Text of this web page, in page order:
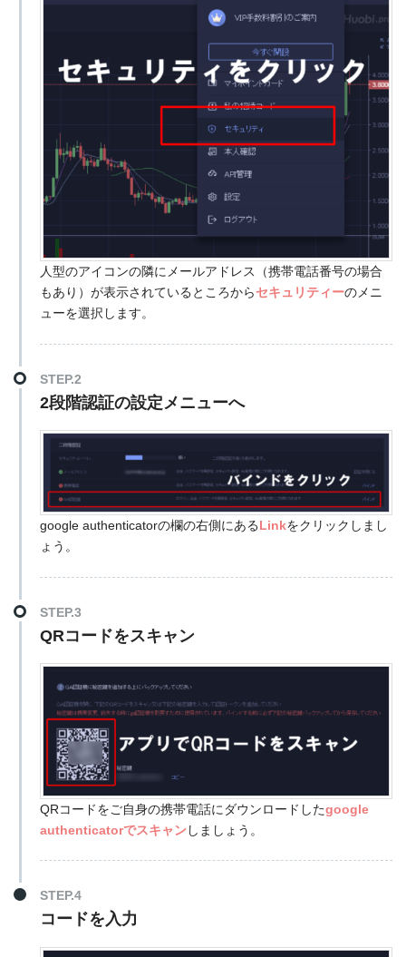
人型のアイコンの隣にメールアドレス（携帯電話番号の場合
もあり）が表示されているところからセキュリティーのメニ
ューを選択します。
STEP.2
2段階認証の設定メニューへ
google authenticatorの欄の右側にあるLinkをクリックしまし
ょう。
STEP.3
QRコードをスキャン
QRコードをご自身の携帯電話にダウンロードしたgoogle
authenticatorでスキャンしましょう。
STEP.4
コードを入力